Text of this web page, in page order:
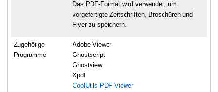
Das PDF-Format wird verwendet, um
vorgefertigte Zeitschriften, Broschüren und
Flyer zu speichern.
Zugehörige
Programme
Adobe Viewer
Ghostscript
Ghostview
Xpdf
CoolUtils PDF Viewer